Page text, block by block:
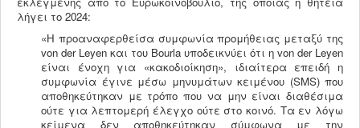
λήγει το 2024:
«H προαναφερθείσα συμφωνία προμήθειας μεταξύ της
von der Leyen και του Bourla υποδεικνύει ότι η von der Leyen
είναι ένοχη για «κακοδιοίκηση», ιδιαίτερα επειδή η
συμφωνία έγινε μέσω μηνυμάτων κειμένου (SMS) που
αποθηκεύτηκαν με τρόπο που να μην είναι διαθέσιμα
ούτε για λεπτομερή έλεγχο ούτε στο κοινό. Τα εν λόγω
κείμενα δεν αποθηκεύτηκαν σύμφωνα με την